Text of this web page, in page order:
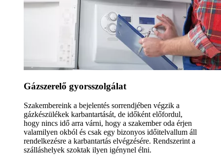
Gázszerelő gyorsszolgálat
Szakembereink a bejelentés sorrendjében végzik a
gázkészülékek karbantartását, de időként előfordul,
hogy nincs idő arra várni, hogy a szakember oda érjen
valamilyen okból és csak egy bizonyos időitelvallum áll
rendelkezésre a karbantartás elvégzésére. Rendszerint a
szálláshelyek szoktak ilyen igénynel élni.